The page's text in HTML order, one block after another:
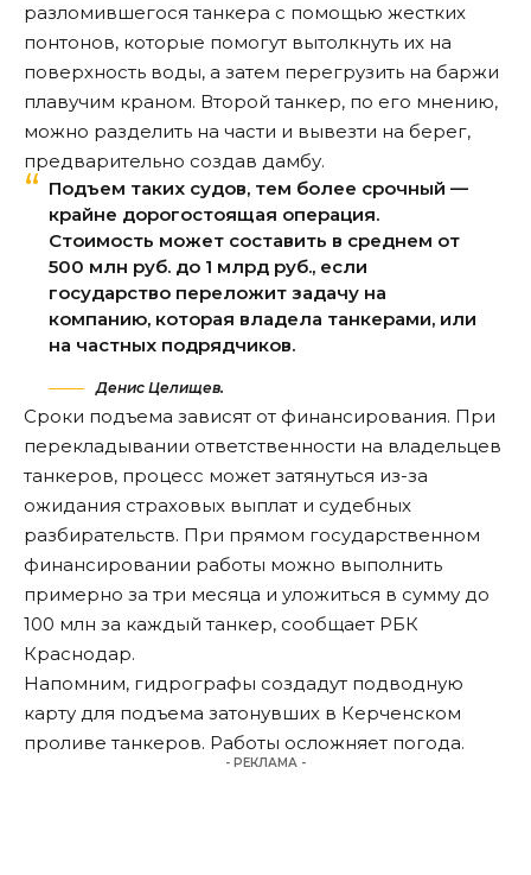
разломившегося танкера с помощью жестких
понтонов, которые помогут вытолкнуть их на
поверхность воды, а затем перегрузить на баржи
плавучим краном. Второй танкер, по его мнению,
можно разделить на части и вывезти на берег,
предварительно создав дамбу.
Подъем таких судов, тем более срочный —
крайне дорогостоящая операция.
Стоимость может составить в среднем от
500 млн руб. до 1 млрд руб., если
государство переложит задачу на
компанию, которая владела танкерами, или
на частных подрядчиков.
Денис Целищев.
Сроки подъема зависят от финансирования. При
перекладывании ответственности на владельцев
танкеров, процесс может затянуться из-за
ожидания страховых выплат и судебных
разбирательств. При прямом государственном
финансировании работы можно выполнить
примерно за три месяца и уложиться в сумму до
100 млн за каждый танкер, сообщает РБК
Краснодар.
Напомним, гидрографы создадут подводную
карту для подъема затонувших в Керченском
проливе танкеров. Работы осложняет погода.
- РЕКЛАМА -